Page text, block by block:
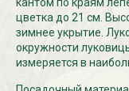
СКИДКИ 15 % НА
ШПАЛЕРЫ И ДР.
кантом по краям
цветка до 21 см.
зимнее укрытие.
окружности
измеряется в